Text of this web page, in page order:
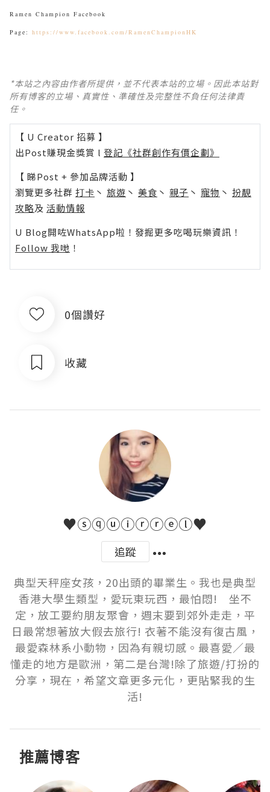
Ramen Champion Facebook
Page: https://www.facebook.com/RamenChampionHK
*本站之內容由作者所提供，並不代表本站的立場。因此本站對
所有博客的立場、真實性、準確性及完整性不負任何法律責
任。
【 U Creator 招募 】
出Post賺現金獎賞 l 登記《社群創作有價企劃》
【 睇Post + 參加品牌活動 】
瀏覽更多社群 打卡 丶 旅遊 丶 美食 丶 親子 丶 寵物 丶 扮靚
攻略及 活動情報
U Blog開咗WhatsApp啦！發掘更多吃喝玩樂資訊！
Follow 我哋 ！
0個讚好
收藏
♥ⓢⓠⓤⓘⓡⓡⓔⓛ♥
追蹤
典型天秤座女孩，20出頭的畢業生。我也是典型
香港大學生類型，愛玩東玩西，最怕悶!　坐不
定，放工要約朋友聚會，週末要到郊外走走，平
日最常想著放大假去旅行! 衣著不能沒有復古風，
最愛森林系小動物，因為有親切感。最喜愛／最
懂走的地方是歐洲，第二是台灣!除了旅遊/打扮的
分享，現在，希望文章更多元化，更貼緊我的生
推薦博客